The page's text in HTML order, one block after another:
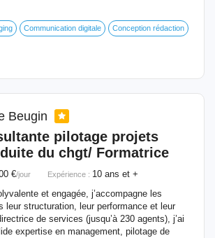
Communication digitale Conception rédaction
Beugin
pilotage projets
du chgt/ Formatrice
€/jour Expérience : 10 ans et +
et engagée, j’accompagne les
leur structuration, leur performance et leur
de services (jusqu’à 230 agents), j’ai
expertise en management, pilotage de